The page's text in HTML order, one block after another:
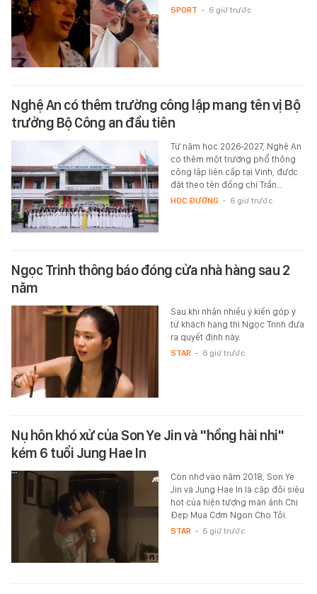
SPORT - 6 giờ trước
Nghệ An có thêm trường công lập mang tên vị Bộ
trưởng Bộ Công an đầu tiên
Từ năm học 2026-2027, Nghệ An
có thêm một trường phổ thông
công lập liên cấp tại Vinh, được
đặt theo tên đồng chí Trần…
HỌC ĐƯỜNG - 6 giờ trước
Ngọc Trinh thông báo đóng cửa nhà hàng sau 2
năm
Sau khi nhận nhiều ý kiến góp ý
từ khách hàng thì Ngọc Trinh đưa
ra quyết định này.
STAR - 6 giờ trước
Nụ hôn khó xử của Son Ye Jin và "hồng hài nhi"
kém 6 tuổi Jung Hae In
Còn nhớ vào năm 2018, Son Ye
Jin và Jung Hae In là cặp đôi siêu
hot của hiện tượng màn ảnh Chị
Đẹp Mua Cơm Ngon Cho Tôi.
STAR - 6 giờ trước